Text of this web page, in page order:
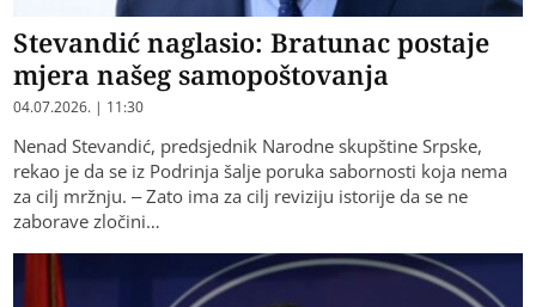
Stevandić naglasio: Bratunac postaje
mjera našeg samopoštovanja
04.07.2026. | 11:30
Nenad Stevandić, predsjednik Narodne skupštine Srpske,
rekao je da se iz Podrinja šalje poruka sabornosti koja nema
za cilj mržnju. – Zato ima za cilj reviziju istorije da se ne
zaborave zločini…